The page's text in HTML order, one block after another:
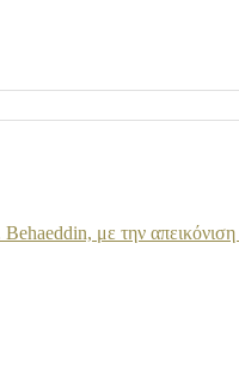
με την απεικόνιση